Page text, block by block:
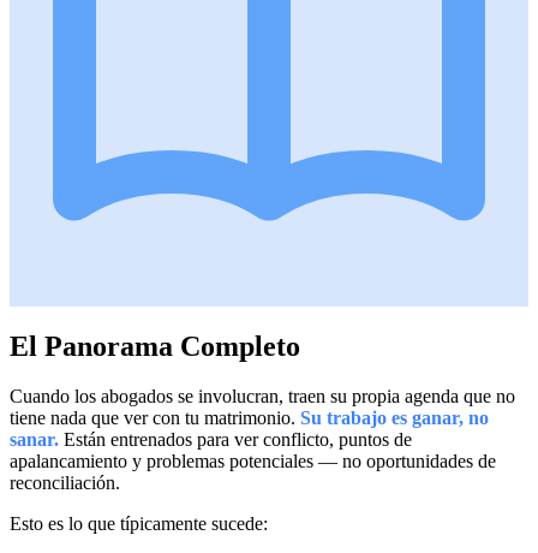
El Panorama Completo
Cuando los abogados se involucran, traen su propia agenda que no
tiene nada que ver con tu matrimonio. Su trabajo es ganar, no
sanar. Están entrenados para ver conflicto, puntos de
apalancamiento y problemas potenciales — no oportunidades de
reconciliación.
Esto es lo que típicamente sucede: